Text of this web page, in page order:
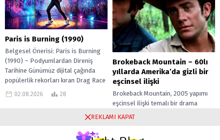
Paris is Burning (1990)
Belgesel Önerisi: Paris is Burning
(1990) – Podyumlardan Direniş
Tarihine Günümüz dijital çağında
popülerlik rekorları kıran Drag Race
yarışmalarının, podyumlardaki...
02.08.2026 28
Brokeback Mountain – 60lı
yıllarda Amerika’da gizli bir
eşcinsel ilişki
Brokeback Mountain, 2005 yapımı
eşcinsel ilişki temalı bir drama
filmidir. Annie Proulx’un aynı isimli
10.08.2023
REKLAMI KAPAT